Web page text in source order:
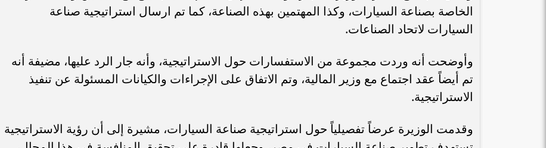
الخاصة بصناعة السيارات، وكذا المهتمين بهذه الصناعة، كما تم ارسال استراتيجية صناعة
السيارات لاتحاد الصناعات.
وأوضحت أنه وردت مجموعة من الاستفسارات حول الاستراتيجية، وأنه جار الرد عليها، مضيفة أنه
تم أيضاً عقد اجتماع مع وزير المالية، وتم الاتفاق على الإجراءات والكيانات المسئولة عن تنفيذ
الاستراتيجية.
وقدمت الوزيرة عرضاً تفصيلياً حول استراتيجية صناعة السيارات، مشيرة إلى أن رؤية الاستراتيجية